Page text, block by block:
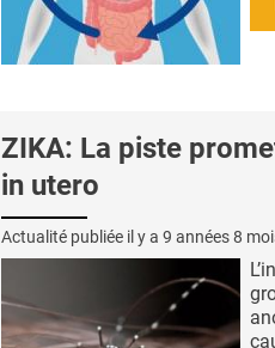
ZIKA: La piste
in utero
Actualité publiée il y a 9 années 8